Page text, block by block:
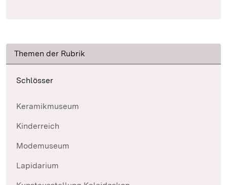
Themen der Rubrik
Schlösser
Keramikmuseum
Kinderreich
Modemuseum
Lapidarium